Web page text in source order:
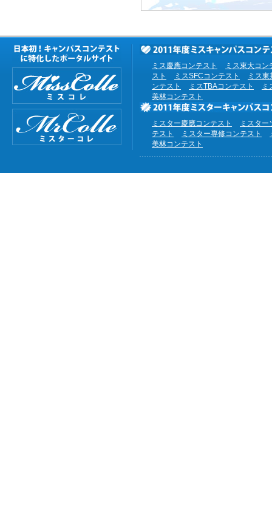
ミス慶應コンテスト
ミス東大コン
スト
ミスSFCコンテスト
ミス
ンテスト
ミスTBAコンテスト
ミ
美林コンテスト
ミスター慶應コンテスト
ミスタ
テスト
ミスター専修コンテスト
美林コンテスト